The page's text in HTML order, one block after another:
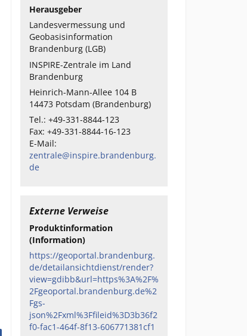
Herausgeber
Landesvermessung und
Geobasisinformation
Brandenburg (LGB)
INSPIRE-Zentrale im Land
Brandenburg
Heinrich-Mann-Allee 104 B
14473 Potsdam (Brandenburg)
Tel.: +49-331-8844-123
Fax: +49-331-8844-16-123
E-Mail:
zentrale@inspire.brandenburg.
de
Externe Verweise
Produktinformation
(Information)
https://geoportal.brandenburg.
de/detailansichtdienst/render?
view=gdibb&url=https%3A%2F%
2Fgeoportal.brandenburg.de%2
Fgs-
json%2Fxml%3Ffileid%3D3b36f2
f0-fac1-464f-8f13-606771381cf1